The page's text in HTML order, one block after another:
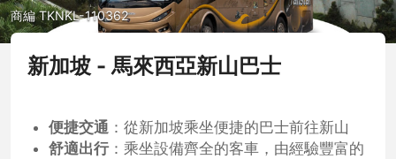
商編 TKNKL-110362
新加坡 - 馬來西亞新山巴士
便捷交通 ：從新加坡乘坐便捷的巴士前往新山
舒適出行：乘坐設備齊全的客車，由經驗豐富的